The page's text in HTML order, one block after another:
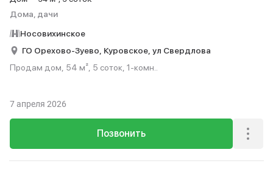
Дома, дачи
Носовихинское
ГО Орехово-Зуево, Куровское, ул Свердлова
Продам дом, 54 м², 5 соток, 1-комн..
Позвонить
7 апреля 2026